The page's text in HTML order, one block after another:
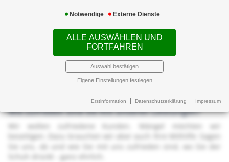
Notwendige Externe Dienste
ALLE AUSWÄHLEN UND
FORTFAHREN
Auswahl bestätigen
Eigene Einstellungen festlegen
Erstinformation Datenschutzerklärung Impressum
Kontakt Umfrage
Ihre Meinung ist uns
wichtig!
Wie zufrieden sind Sie mit unseren Leistungen?
Wir wollen zufriedene Kunden. Mängel möchten wir
beseitigen. Dazu brauchen wir aber auch Ihre Mithilfe: Sagen
Sie uns, ob und wie Sie mit uns zufrieden sind, wo Sie der
Schuh drückt - ganz ehrlich.